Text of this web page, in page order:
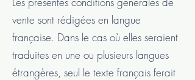
vente sont rédigées en langue
française. Dans le cas où elles seraient
traduites en une ou plusieurs langues
étrangères, seul le texte français ferait